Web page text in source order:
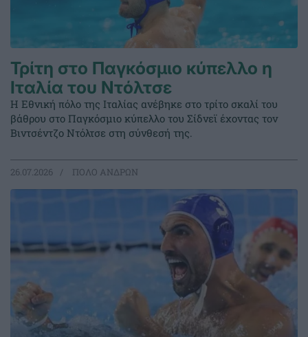
Τρίτη στο Παγκόσμιο κύπελλο η
Ιταλία του Ντόλτσε
Η Εθνική πόλο της Ιταλίας ανέβηκε στο τρίτο σκαλί του
βάθρου στο Παγκόσμιο κύπελλο του Σίδνεϊ έχοντας τον
Βιντσέντζο Ντόλτσε στη σύνθεσή της.
26.07.2026 ΠΟΛΟ ΑΝΔΡΩΝ